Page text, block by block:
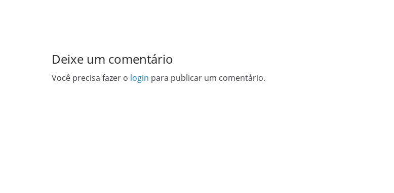
Deixe um comentário
Você precisa fazer o login para publicar um comentário.